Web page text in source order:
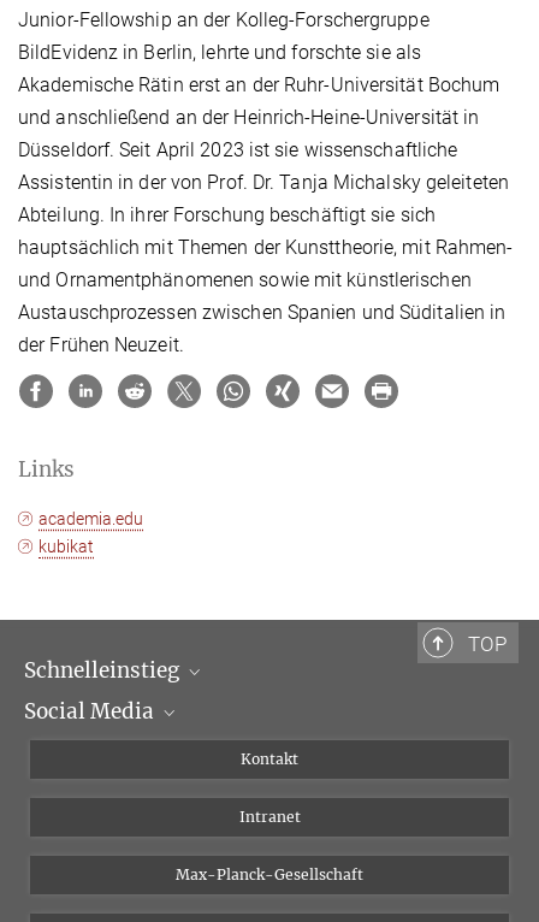
Junior-Fellowship an der Kolleg-Forschergruppe
BildEvidenz in Berlin, lehrte und forschte sie als
Akademische Rätin erst an der Ruhr-Universität Bochum
und anschließend an der Heinrich-Heine-Universität in
Düsseldorf. Seit April 2023 ist sie wissenschaftliche
Assistentin in der von Prof. Dr. Tanja Michalsky geleiteten
Abteilung. In ihrer Forschung beschäftigt sie sich
hauptsächlich mit Themen der Kunsttheorie, mit Rahmen-
und Ornamentphänomenen sowie mit künstlerischen
Austauschprozessen zwischen Spanien und Süditalien in
der Frühen Neuzeit.
Links
academia.edu
kubikat
TOP
Schnelleinstieg
Wissenschaftliche Abteilungen
Social Media
Instagram
Bluesky
Vimeo
Kontakt
Intranet
Max-Planck-Gesellschaft